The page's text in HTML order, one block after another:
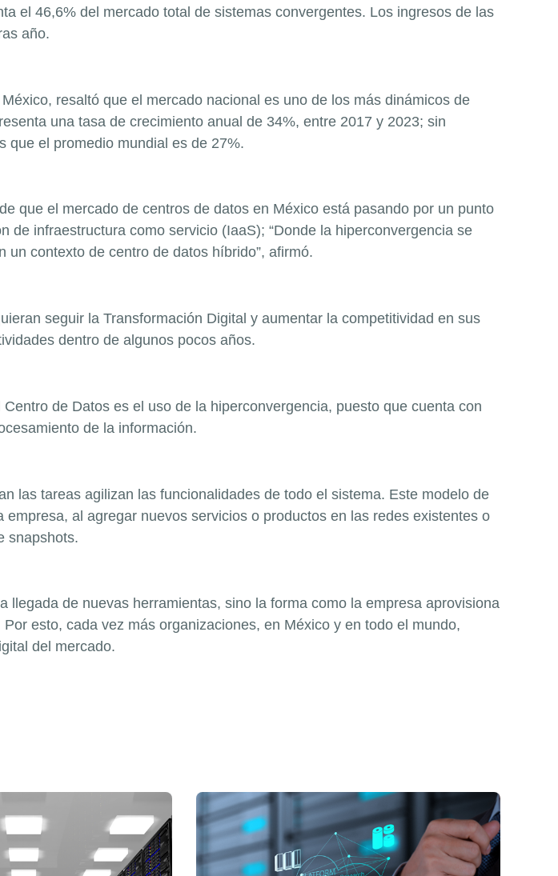
el 46,6% del mercado total de sistemas convergentes. Los ingresos de las
año.
resaltó que el mercado nacional es uno de los más dinámicos de
una tasa de crecimiento anual de 34%, entre 2017 y 2023; sin
que el promedio mundial es de 27%.
que el mercado de centros de datos en México está pasando por un punto
infraestructura como servicio (IaaS); “Donde la hiperconvergencia se
contexto de centro de datos híbrido”, afirmó.
seguir la Transformación Digital y aumentar la competitividad en sus
dentro de algunos pocos años.
de Datos es el uso de la hiperconvergencia, puesto que cuenta con
de la información.
las tareas agilizan las funcionalidades de todo el sistema. Este modelo de
al agregar nuevos servicios o productos en las redes existentes o
snapshots.
de nuevas herramientas, sino la forma como la empresa aprovisiona
esto, cada vez más organizaciones, en México y en todo el mundo,
del mercado.